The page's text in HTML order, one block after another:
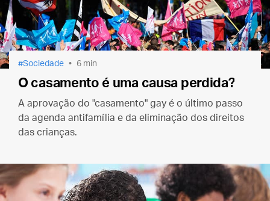
Sociedade 6 min
O casamento é uma causa perdida?
A aprovação do "casamento" gay é o último passo
da agenda antifamília e da eliminação dos direitos
das crianças.